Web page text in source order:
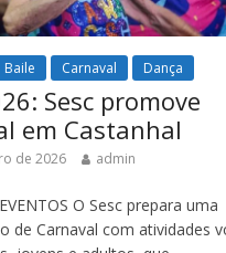
Baile Carnaval Dança
Sesc promove
em Castanhal
de 2026 admin
O Sesc prepara uma
de Carnaval com atividades